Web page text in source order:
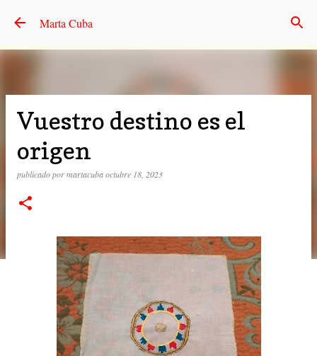
Marta Cuba
Vuestro destino es el
origen
publicado pormartacubaoctubre 18, 2023